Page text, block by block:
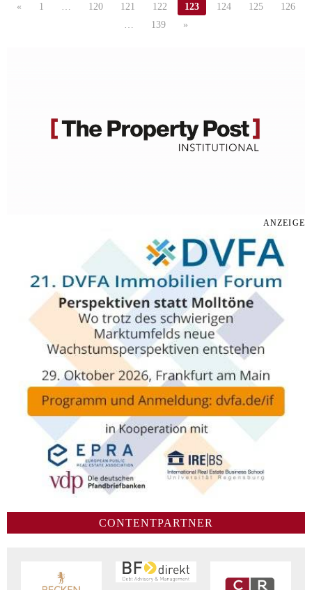
« 1 120 121 122 123 124 125
126
139 »
ANZEIGE
CONTENTPARTNER